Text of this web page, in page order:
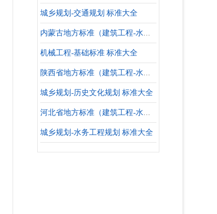
城乡规划-交通规划 标准大全
内蒙古地方标准（建筑工程-水暖专业-设计依据）
机械工程-基础标准 标准大全
陕西省地方标准（建筑工程-水暖专业-参考标准）
城乡规划-历史文化规划 标准大全
河北省地方标准（建筑工程-水暖专业-失效标准）
城乡规划-水务工程规划 标准大全